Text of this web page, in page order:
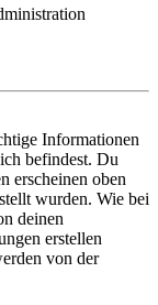
Informationen
befindest. Du
erscheinen oben
wurden. Wie bei
deinen
erstellen
von der